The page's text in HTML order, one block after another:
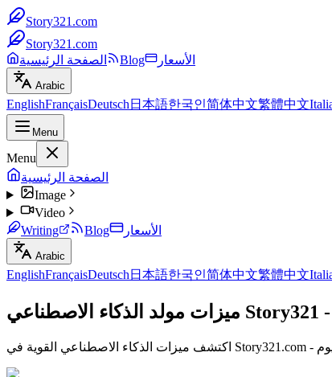
Story321.com
Story321.com
الصفحة الرئيسية
Blog الأسعار
Arabic
EnglishFrançaisDeutsch 日本語한국인简体中文繁體中文
Menu
Menu
الصفحة الرئيسية
Image
Video
Writing
Blog الأسعار
Arabic
EnglishFrançaisDeutsch 日本語한국인简体中文繁體中文